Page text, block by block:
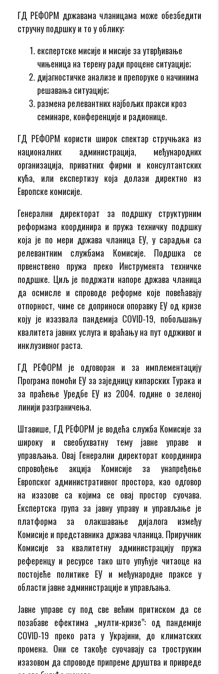
ГД РЕФОРМ државама чланицама може обезбедити
стручну подршку и то у облику:
експертске мисије и мисије за утврђивање
чињеница на терену ради процене ситуације;
дијагностичке анализе и препоруке о начинима
решавања ситуације;
размена релевантних најбољих пракси кроз
семинаре, конференције и радионице.
ГД РЕФОРМ користи широк спектар стручњака из
националних администрација, међународних
организација, приватних фирми и консултантских
кућа, или експертизу која долази директно из
Европске комисије.
Генерални директорат за подршку структурним
реформама координира и пружа техничку подршку
која је по мери држава чланица ЕУ, у сарадњи са
релевантним службама Комисије. Подршка се
првенствено пружа преко Инструмента техничке
подршке. Циљ је подржати напоре држава чланица
да осмисле и спроводе реформе које повећавају
отпорност, чиме се доприноси опоравку ЕУ од кризе
коју је изазвала пандемија COVID-19, побољшању
квалитета јавних услуга и враћању на пут одрживог и
инклузивног раста.
ГД РЕФОРМ је одговоран и за имплементацију
Програма помоћи ЕУ за заједницу кипарских Турака и
за праћење Уредбе ЕУ из 2004. године о зеленој
линији разграничења.
Штавише, ГД РЕФОРМ је водећа служба Комисије за
широку и свеобухватну тему јавне управе и
управљања. Овај Генерални директорат координира
спровођење акција Комисије за унапређење
Европског административног простора, као одговор
на изазове са којима се овај простор суочава.
Експертска група за јавну управу и управљање је
платформа за олакшавање дијалога између
Комисије и представника држава чланица. Приручник
Комисије за квалитетну администрацију пружа
референцу и ресурсе тако што упућује читаоце на
постојеће политике ЕУ и међународне праксе у
области јавне администрације и управљања.
Јавне управе су под све већим притиском да се
позабаве ефектима „мулти-кризе”: од пандемије
COVID-19 преко рата у Украјини, до климатских
промена. Они се такође суочавају са троструким
изазовом да спроводе припреме друштва и привреде